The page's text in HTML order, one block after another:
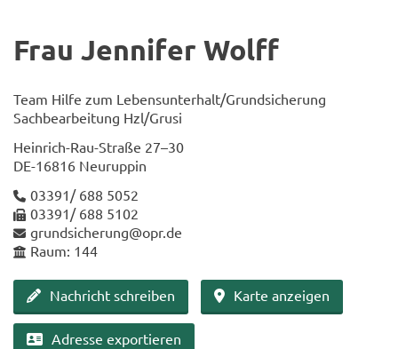
Frau Jen­ni­fer Wolff
Team Hilfe zum Le­bens­un­ter­halt/Grund­si­che­rung
Sach­be­ar­bei­tung Hzl/Grusi
Heinrich-​Rau-Straße 27–30
DE-​16816 Neu­rup­pin
03391/ 688 5052
03391/ 688 5102
grund­si­che­rung@opr.de
Raum: 144
Nach­richt schrei­ben Karte an­zei­gen
Adres­se ex­por­tie­ren